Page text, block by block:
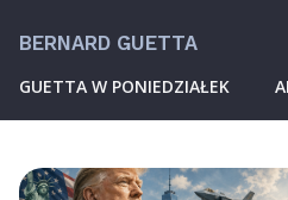
BERNARD GUETTA
GUETTA W PONIEDZIAŁEK